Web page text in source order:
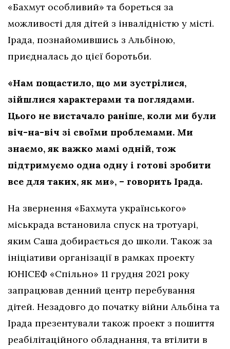
«Бахмут особливий» та бореться за
можливості для дітей з інвалідністю у місті.
Ірада, познайомившись з Альбіною,
приєдналась до цієї боротьби.
«Нам пощастило, що ми зустрілися,
зійшлися характерами та поглядами.
Цього не вистачало раніше, коли ми були
віч-на-віч зі своїми проблемами. Ми
знаємо, як важко мамі одній, тож
підтримуємо одна одну і готові зробити
все для таких, як ми», – говорить Ірада.
На звернення «Бахмута українського»
міськрада встановила спуск на тротуарі,
яким Саша добирається до школи. Також за
ініціативи організації в рамках проекту
ЮНІСЕФ «Спільно» 11 грудня 2021 року
запрацював денний центр перебування
дітей. Незадовго до початку війни Альбіна та
Ірада презентували також проект з пошиття
реабілітаційного обладнання, та втілити в